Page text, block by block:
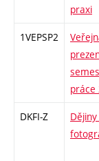
praxi
1VEPSP2
práce
DKFI-Z